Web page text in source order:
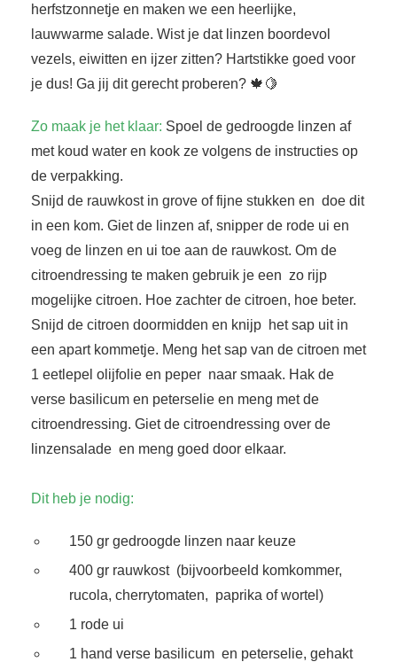
herfstzonnetje en maken we een heerlijke,
lauwwarme salade. Wist je dat linzen boordevol
vezels, eiwitten en ijzer zitten? Hartstikke goed voor
je dus! Ga jij dit gerecht proberen? 🍁🍋
Zo maak je het klaar: Spoel de gedroogde linzen af
met koud water en kook ze volgens de instructies op
de verpakking.
Snijd de rauwkost in grove of fijne stukken en doe dit
in een kom. Giet de linzen af, snipper de rode ui en
voeg de linzen en ui toe aan de rauwkost. Om de
citroendressing te maken gebruik je een zo rijp
mogelijke citroen. Hoe zachter de citroen, hoe beter.
Snijd de citroen doormidden en knijp het sap uit in
een apart kommetje. Meng het sap van de citroen met
1 eetlepel olijfolie en peper naar smaak. Hak de
verse basilicum en peterselie en meng met de
citroendressing. Giet de citroendressing over de
linzensalade en meng goed door elkaar.
Dit heb je nodig:
150 gr gedroogde linzen naar keuze
400 gr rauwkost (bijvoorbeeld komkommer,
rucola, cherrytomaten, paprika of wortel)
1 rode ui
1 hand verse basilicum en peterselie, gehakt
de
website-